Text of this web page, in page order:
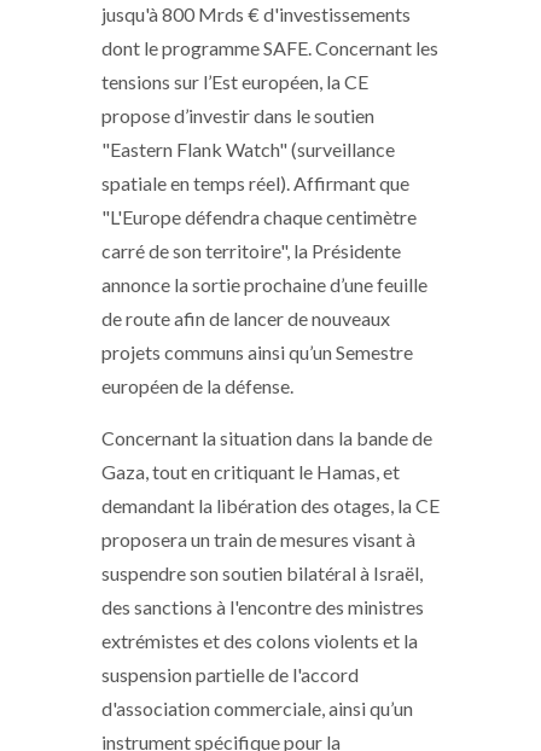
jusqu'à 800 Mrds € d'investissements
dont le programme SAFE. Concernant les
tensions sur l’Est européen, la CE
propose d’investir dans le soutien
"Eastern Flank Watch" (surveillance
spatiale en temps réel). Affirmant que
"L'Europe défendra chaque centimètre
carré de son territoire", la Présidente
annonce la sortie prochaine d’une feuille
de route afin de lancer de nouveaux
projets communs ainsi qu’un Semestre
européen de la défense.
Concernant la situation dans la bande de
Gaza, tout en critiquant le Hamas, et
demandant la libération des otages, la CE
proposera un train de mesures visant à
suspendre son soutien bilatéral à Israël,
des sanctions à l'encontre des ministres
extrémistes et des colons violents et la
suspension partielle de l'accord
d'association commerciale, ainsi qu’un
instrument spécifique pour la